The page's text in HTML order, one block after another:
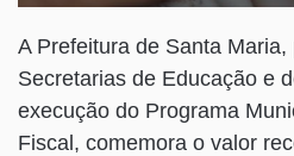
A Prefeitura de Santa
Secretarias de Educação e
execução do Programa
Fiscal, comemora o valor